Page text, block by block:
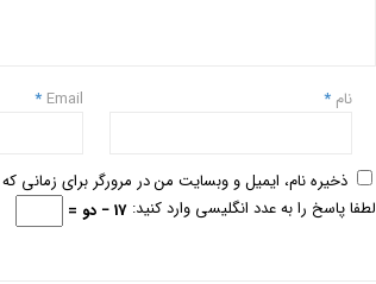
نام *
Email
*
ذخیره نام، ایمیل و وبسایت من در مرورگر برای زمانی
لطفا پاسخ را به عدد انگلیسی وارد کنید: 17 − دو =